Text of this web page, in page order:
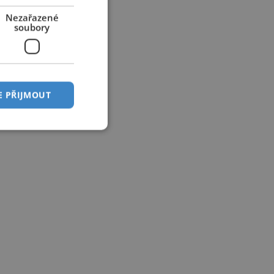
Nezařazené
soubory
PŘIJMOUT